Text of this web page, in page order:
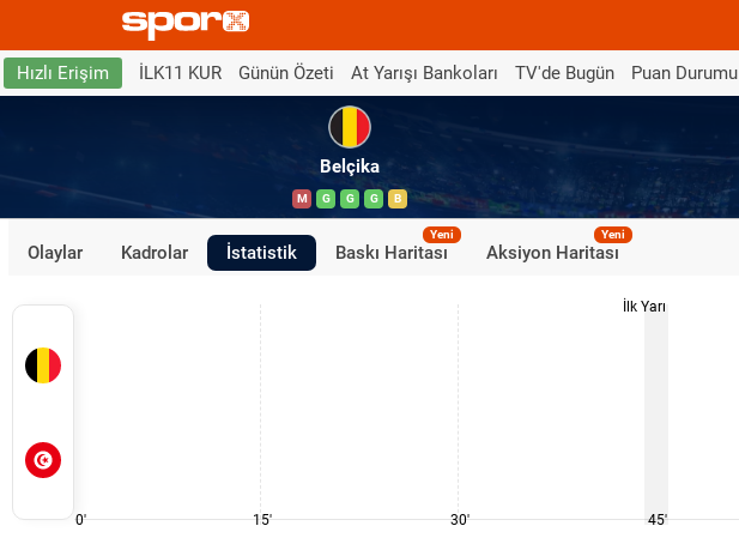
Hızlı Erişim İLK11 KUR Günün Özeti At Yarışı Bankoları TV'de Bugün Puan Durumu
Belçika
M G G G B
Olaylar Kadrolar İstatistik Baskı Haritası
Yeni
Aksiyon Haritası
Yeni
0' 15' 30'
İlk Yarı
45'